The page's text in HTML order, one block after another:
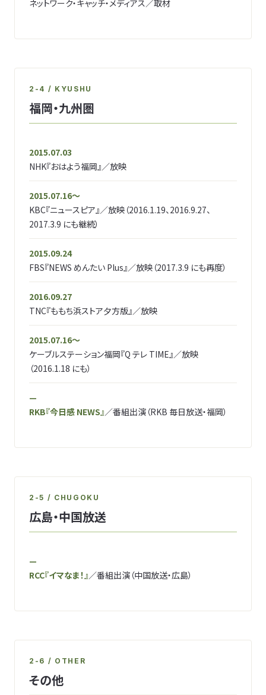
ネットワーク・キャッチ・メディアス／取材
2-4 / KYUSHU
福岡・九州圏
2015.07.03
NHK『おはよう福岡』／放映
2015.07.16〜
KBC『ニュースピア』／放映（2016.1.19、2016.9.27、
2017.3.9 にも継続）
2015.09.24
FBS『NEWS めんたい Plus』／放映（2017.3.9 にも再度）
2016.09.27
TNC『ももち浜ストア夕方版』／放映
2015.07.16〜
ケーブルステーション福岡『Q テレ TIME』／放映
（2016.1.18 にも）
—
RKB『今日感 NEWS』／番組出演（RKB 毎日放送・福岡）
2-5 / CHUGOKU
広島・中国放送
—
RCC『イマなま！』／番組出演（中国放送・広島）
2-6 / OTHER
その他